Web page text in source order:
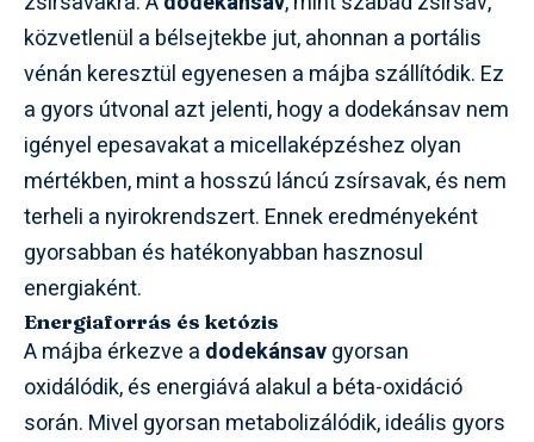
közvetlenül a bélsejtekbe jut, ahonnan a portális
vénán keresztül egyenesen a májba szállítódik. Ez
a gyors útvonal azt jelenti, hogy a dodekánsav nem
igényel epesavakat a micellaképzéshez olyan
mértékben, mint a hosszú láncú zsírsavak, és nem
terheli a nyirokrendszert. Ennek eredményeként
gyorsabban és hatékonyabban hasznosul
energiaként.
Energiaforrás és ketózis
A májba érkezve a dodekánsavgyorsan
oxidálódik, és energiává alakul a béta-oxidáció
során. Mivel gyorsan metabolizálódik, ideális gyors